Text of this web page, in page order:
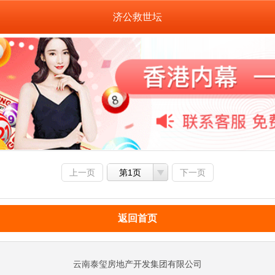
济公救世坛
上一页 第1页 下一页
返回首页
云南泰玺房地产开发集团有限公司